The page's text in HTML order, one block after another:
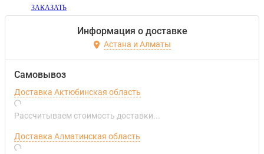
ЗАКАЗАТЬ
Информация о доставке
Астана и Алматы
Самовывоз
Доставка Актюбинская область
Рассчитываем стоимость доставки...
Доставка Алматинская область